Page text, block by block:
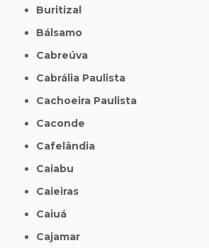
Buritizal
Bálsamo
Cabreúva
Cabrália Paulista
Cachoeira Paulista
Caconde
Cafelândia
Caiabu
Caieiras
Caiuá
Cajamar